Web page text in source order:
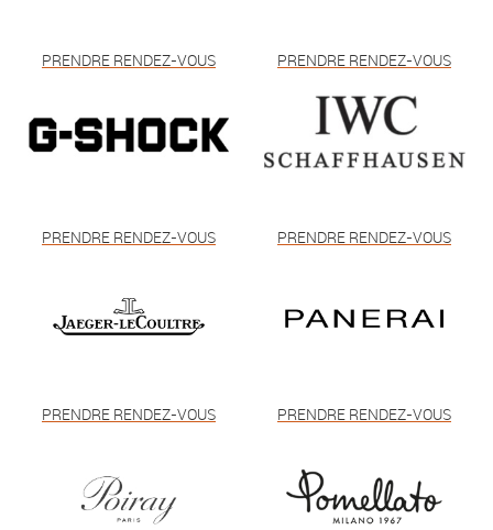
PRENDRE RENDEZ-VOUS PRENDRE RENDEZ-VOUS
PRENDRE RENDEZ-VOUS PRENDRE RENDEZ-VOUS
PRENDRE RENDEZ-VOUS PRENDRE RENDEZ-VOUS